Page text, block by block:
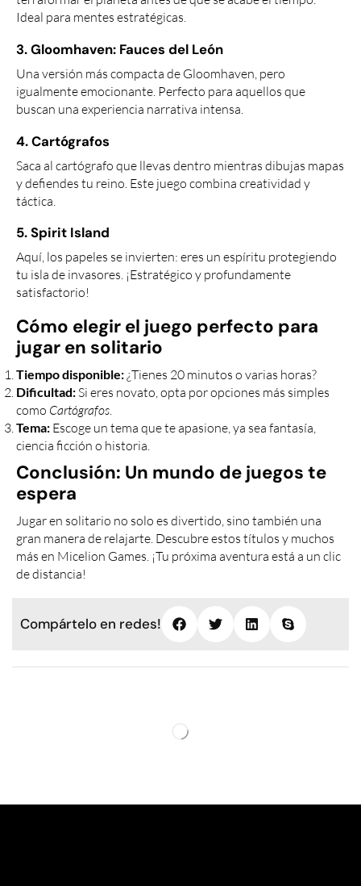
Ideal para mentes estratégicas.
3. Gloomhaven: Fauces del León
Una versión más compacta de Gloomhaven, pero
igualmente emocionante. Perfecto para aquellos que
buscan una experiencia narrativa intensa.
4. Cartógrafos
Saca al cartógrafo que llevas dentro mientras dibujas mapas
y defiendes tu reino. Este juego combina creatividad y
táctica.
5. Spirit Island
Aquí, los papeles se invierten: eres un espíritu protegiendo
tu isla de invasores. ¡Estratégico y profundamente
satisfactorio!
Cómo elegir el juego perfecto para
jugar en solitario
Tiempo disponible:¿Tienes 20 minutos o varias horas?
Dificultad:Si eres novato, opta por opciones más simples
como Cartógrafos.
Tema: Escoge un tema que te apasione, ya sea fantasía,
ciencia ficción o historia.
Conclusión: Un mundo de juegos te
espera
Jugar en solitario no solo es divertido, sino también una
gran manera de relajarte. Descubre estos títulos y muchos
más en Micelion Games. ¡Tu próxima aventura está a un clic
de distancia!
Compártelo en redes!